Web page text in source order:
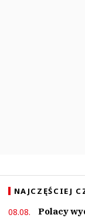
NAJCZĘŚCIEJ
08.08.
Polacy